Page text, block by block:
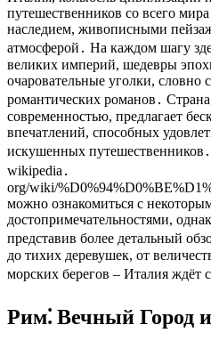
путешественников со всего
наследием, живописными
атмосферой․ На каждом шагу
великих империй, шедевры
очаровательные уголки, словно
романтических романов․
современностью, предлагает
впечатлений, способных
искушенных
wikipedia․
org/wiki/
можно ознакомиться с
достопримечательностями,
представив более детальный
до тихих деревушек, от
морских берегов – Италия ждёт
Рим⁚ Вечный Город